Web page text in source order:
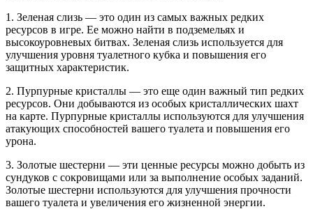
1. Зеленая слизь — это один из самых важных редких
ресурсов в игре. Ее можно найти в подземельях и
высокоуровневых битвах. Зеленая слизь используется для
улучшения уровня туалетного кубка и повышения его
защитных характеристик.
2. Пурпурные кристаллы — это еще один важный тип редких
ресурсов. Они добываются из особых кристаллических шахт
на карте. Пурпурные кристаллы используются для улучшения
атакующих способностей вашего туалета и повышения его
урона.
3. Золотые шестерни — эти ценные ресурсы можно добыть из
сундуков с сокровищами или за выполнение особых заданий.
Золотые шестерни используются для улучшения прочности
вашего туалета и увеличения его жизненной энергии.